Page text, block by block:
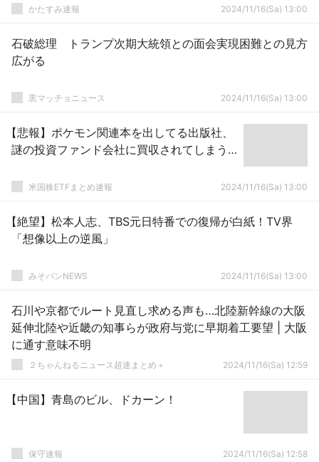
かたすみ速報 2024/11/16(Sa) 13:00
石破総理 トランプ次期大統領との面会実現困難との見方
広がる
黒マッチョニュース 2024/11/16(Sa) 13:00
【悲報】ポケモン関連本を出してる出版社、
謎の投資ファンド会社に買収されてしまう…
米国株ETFまとめ速報 2024/11/16(Sa) 13:00
【絶望】松本人志、TBS元日特番での復帰が白紙！TV界
「想像以上の逆風」
みそパンNEWS 2024/11/16(Sa) 13:00
石川や京都でルート見直し求める声も…北陸新幹線の大阪
延伸北陸や近畿の知事らが政府与党に早期着工要望 | 大阪
に通す意味不明
２ちゃんねるニュース超速まとめ＋ 2024/11/16(Sa) 12:59
【中国】青島のビル、ドカーン！
保守速報 2024/11/16(Sa) 12:58